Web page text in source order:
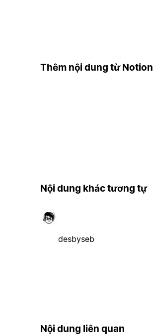
Thêm nội dung từ Notion
Nội dung khác tương tự
desbyseb
Nội dung liên quan